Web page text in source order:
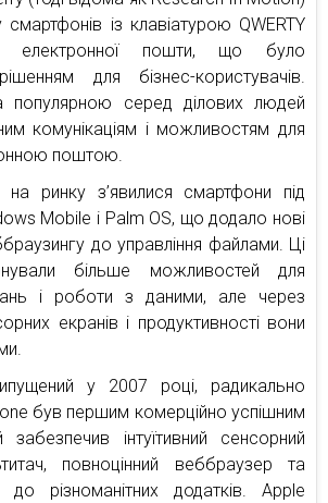
смартфонів із клавіатурою QWERTY
електронної пошти, що було
для бізнес-користувачів.
популярною серед ділових людей
комунікаціям і можливостям для
поштою.
ринку з’явилися смартфони під
Mobile і Palm OS, що додало нові
до управління файлами. Ці
більше можливостей для
і роботи з даними, але через
екранів і продуктивності вони
у 2007 році, радикально
був першим комерційно успішним
інтуїтивний сенсорний
повноцінний веббраузер та
різноманітних додатків. Apple